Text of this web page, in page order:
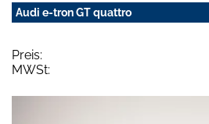
Audi e-tron GT quattro
Preis:
MWSt: